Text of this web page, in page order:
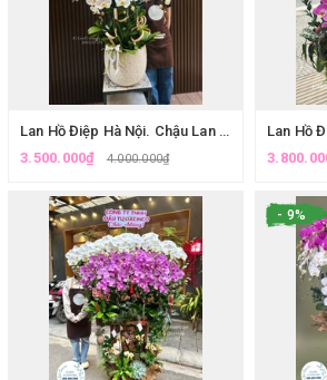
Lan Hồ Điệp Hà Nội. Chậu Lan Hồ Điệp Trắng Mừng Sinh Nhật Ông – Quà Tặng Sang Trọng Tại Cầu Giấy
3.500.000₫
4.000.000₫
- 9%